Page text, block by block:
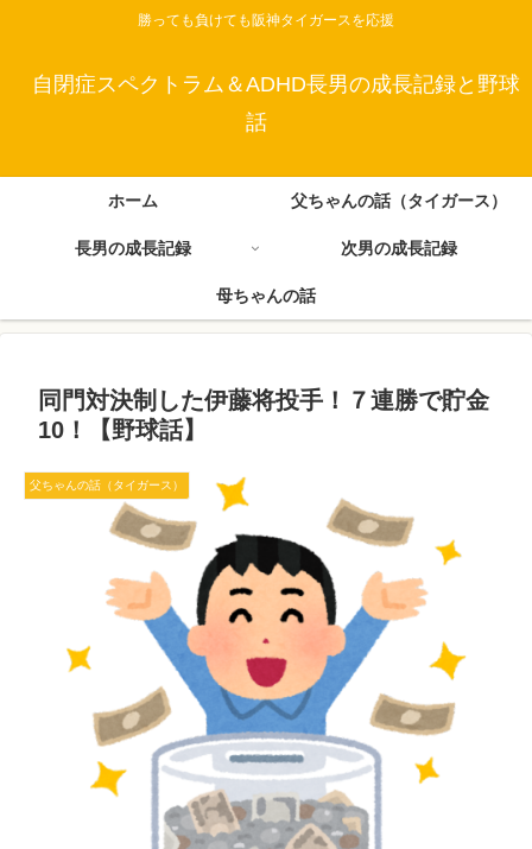
勝っても負けても阪神タイガースを応援
自閉症スペクトラム＆ADHD長男の成長記録と野球
話
ホーム 父ちゃんの話（タイガース）
長男の成長記録 次男の成長記録
母ちゃんの話
同門対決制した伊藤将投手！７連勝で貯金
10！【野球話】
父ちゃんの話（タイガース）